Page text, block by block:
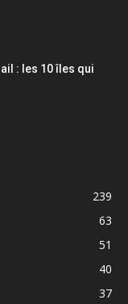
: les 10 îles qui
239
63
51
40
37